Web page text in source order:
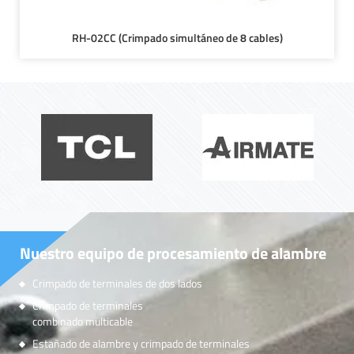
RH-02CC (Crimpado simultáneo de 8 cables)
Nuestro equipo de procesamiento de alambre
Crimpado de terminales de dos lados
Crimpado de terminales
combinado multicable
Estañado de alambre y crimpado de terminales